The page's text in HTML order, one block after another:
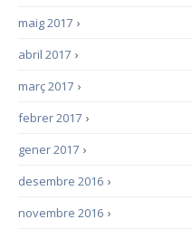
›
maig 2017
›
abril 2017
›
març 2017
›
febrer 2017
›
gener 2017
›
desembre 2016
›
novembre 2016